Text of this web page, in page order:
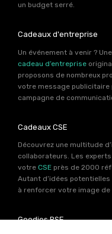
un budget serré.
Cadeaux d'entreprise
Un événement à venir ?
cadeau d’entreprise
proposons de nombreux
votre message publicitaire
campagne de
Cadeaux CSE
Découvrez une multitude
collaborateurs. Les
votre CSE près de 2000
Autant d’idées
à renforcer votre image de
Goodies RSE